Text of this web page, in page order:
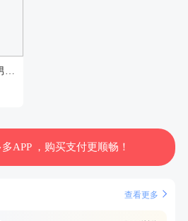
APP ，购买支付更顺畅！
查看更多